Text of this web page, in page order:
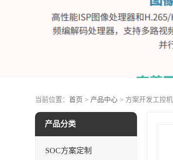
当前位置： 首页 > 产品中心 > 方案开发工控
产品分类
SOC方案定制